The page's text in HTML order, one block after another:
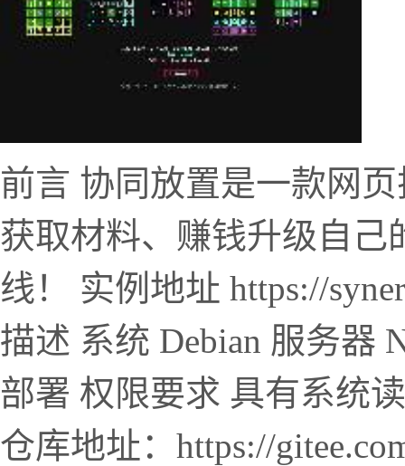
前言 协同放置是一款网
获取材料、赚钱升级自己
线！ 实例地址 https://
描述 系统 Debian 服务器
部署 权限要求 具有系统
仓库地址：https://